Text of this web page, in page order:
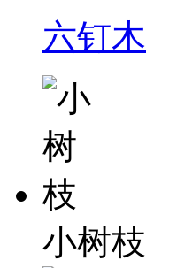
六钉木
小树枝